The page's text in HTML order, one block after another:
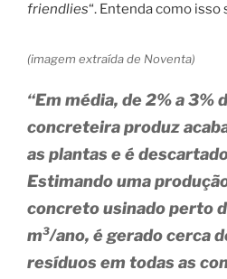
friendlies“. Entenda como isso
(imagem extraída de Noventa)
“Em média, de 2% a 3%
concreteira produz
as plantas e é
Estimando uma
concreto usinado perto
m³/ano, é gerado cerca
resíduos em todas as